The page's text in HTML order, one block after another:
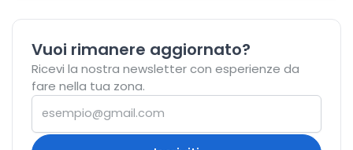
Vuoi rimanere aggiornato?
Ricevi la nostra newsletter con esperienze da
fare nella tua zona.